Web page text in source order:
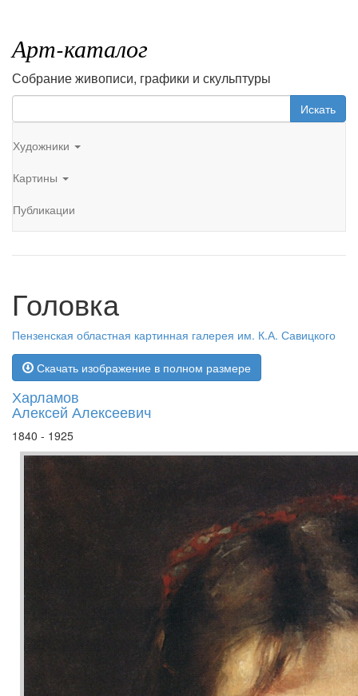
Арт-каталог
Собрание живописи, графики и скульптуры
Искать
Художники
Картины
Публикации
Головка
Пензенская областная картинная галерея им. К.А. Савицкого
Скачать изображение в полном размере
Харламов
Алексей Алексеевич
1840 - 1925